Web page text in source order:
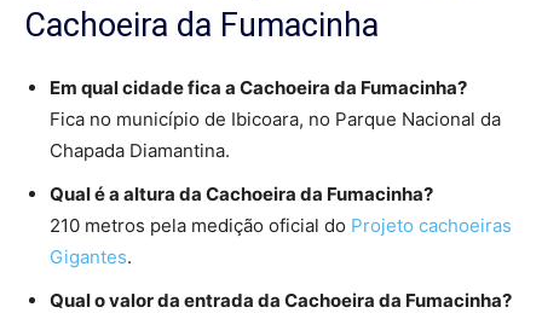
Cachoeira da Fumacinha
Em qual cidade fica a Cachoeira da Fumacinha?
Fica no município de Ibicoara, no Parque Nacional da
Chapada Diamantina.
Qual é a altura da Cachoeira da Fumacinha?
210 metros pela medição oficial do Projeto cachoeiras
Gigantes.
Qual o valor da entrada da Cachoeira da Fumacinha?